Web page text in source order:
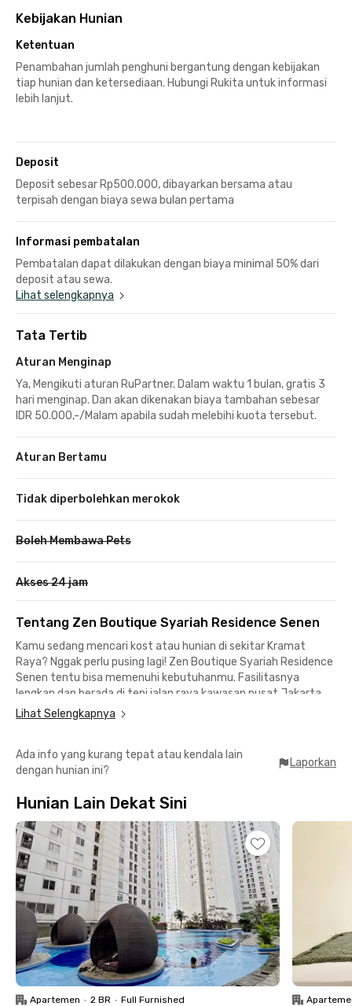
Kebijakan Hunian
Ketentuan
Penambahan jumlah penghuni bergantung dengan kebijakan
tiap hunian dan ketersediaan. Hubungi Rukita untuk informasi
lebih lanjut.
Deposit
Deposit sebesar Rp500.000, dibayarkan bersama atau
terpisah dengan biaya sewa bulan pertama
Informasi pembatalan
Pembatalan dapat dilakukan dengan biaya minimal 50% dari
deposit atau sewa.
Lihat selengkapnya
Tata Tertib
Aturan Menginap
Ya, Mengikuti aturan RuPartner. Dalam waktu 1 bulan, gratis 3
hari menginap. Dan akan dikenakan biaya tambahan sebesar
IDR 50.000,-/Malam apabila sudah melebihi kuota tersebut.
Aturan Bertamu
Tidak diperbolehkan merokok
Boleh Membawa Pets
Akses 24 jam
Tentang Zen Boutique Syariah Residence Senen
Kamu sedang mencari kost atau hunian di sekitar Kramat
Raya? Nggak perlu pusing lagi! Zen Boutique Syariah Residence
Senen tentu bisa memenuhi kebutuhanmu. Fasilitasnya
lengkap dan berada di tepi jalan raya kawasan pusat Jakarta
yang cocok buat mahasiswa maupun karyawan.
Jakarta dan 6 menit dari Universitas Indonesia Kampus
Salemba. Ideal pula bagi karyawan yang bekerja di kawasan
lebih dari 15 menit untuk sampai ke kantor.
Transportasi publik juga nggak terbatas jika kamu tinggal di
kost Kramat Raya ini. Kamu bisa naik KRL Commuter Line dari
Stasiun Cikini atau Stasiun Gondangdia yang berjarak sekitar
10 menit, sementara untuk ke luar kota bisa menuju Stasiun
Pasar Senen sekitar 9 menit dari kost Senen ini.
Zen Boutique Syariah Residence Senen menyediakan kamar
berfurnitur dengan AC, WiFi, serta pilihan kamar mandi dalam
atau luar yang dilengkapi oleh shower. Tersedia pula dapur dan
area parkir motor. Yuk, segera booking kamar kost Senen
pilihanmu via aplikasi Rukita!
Lihat Selengkapnya
Ada info yang kurang tepat atau kendala lain
dengan hunian ini?
Laporkan
Hunian Lain Dekat Sini
Apartemen • 2 BR • Full Furnished